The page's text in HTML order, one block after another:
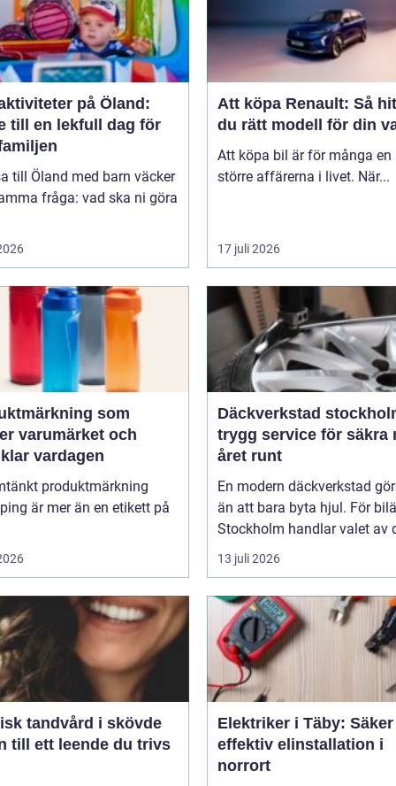
på Öland:
till en lekfull dag för
till Öland med barn väcker
fråga: vad ska ni göra
Att köpa Renault: Så
du rätt modell för din
Att köpa bil är för många en
större affärerna i livet. När...
17 juli 2026
som
varumärket och
vardagen
produktmärkning
är mer än en etikett på
Däckverkstad
trygg service för säkra
året runt
En modern däckverkstad
än att bara byta hjul. För
Stockholm handlar valet av
13 juli 2026
tandvård i skövde
till ett leende du trivs
Elektriker i Täby:
effektiv elinstallation i
norrort